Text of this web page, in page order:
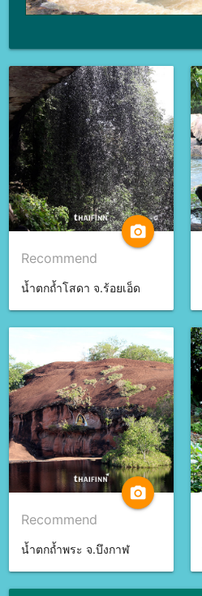
camera_alt
Recommend
น้ำตกถ้ำโสดา จ.ร้อยเอ็ด
camera_alt
Recommend
น้ำตกถ้ำพระ จ.บึงกาฬ